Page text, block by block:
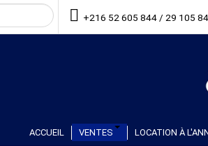
+216 52 605 844 / 29 105
ACCUEIL VENTES LOCATION À